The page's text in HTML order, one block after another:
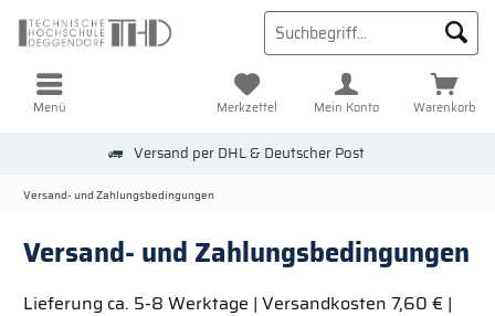
Menü Warenkorb
Merkzettel Mein Konto
Versand per DHL & Deutscher Post
Versand- und Zahlungsbedingungen
Versand- und Zahlungsbedingungen
Lieferung ca. 5-8 Werktage | Versandkosten 7,60 € |